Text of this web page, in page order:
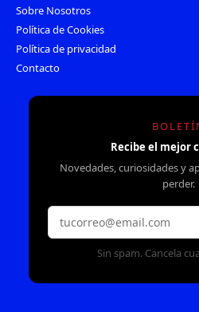
Sobre Nosotros
Política de Cookies
Política de privacidad
Contacto
Recibe el mejor
Novedades, curiosidades y
perder.
Sin spam. Cancela